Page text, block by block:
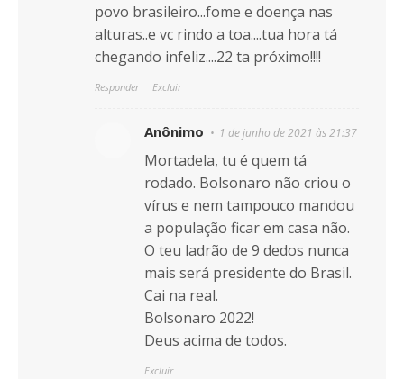
povo brasileiro...fome e doença nas
alturas..e vc rindo a toa....tua hora tá
chegando infeliz....22 ta próximo!!!!
Responder Excluir
Anônimo 1 de junho de 2021 às 21:37
Mortadela, tu é quem tá
rodado. Bolsonaro não criou o
vírus e nem tampouco mandou
a população ficar em casa não.
O teu ladrão de 9 dedos nunca
mais será presidente do Brasil.
Cai na real.
Bolsonaro 2022!
Deus acima de todos.
Excluir